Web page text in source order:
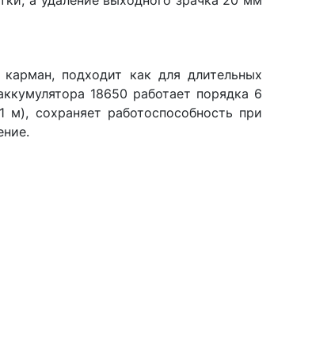
подходит как для длительных
18650 работает порядка 6
сохраняет работоспособность при